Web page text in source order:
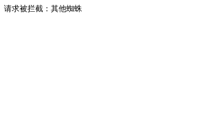
请求被拦截：其他蜘蛛